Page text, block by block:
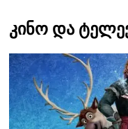
კინო და